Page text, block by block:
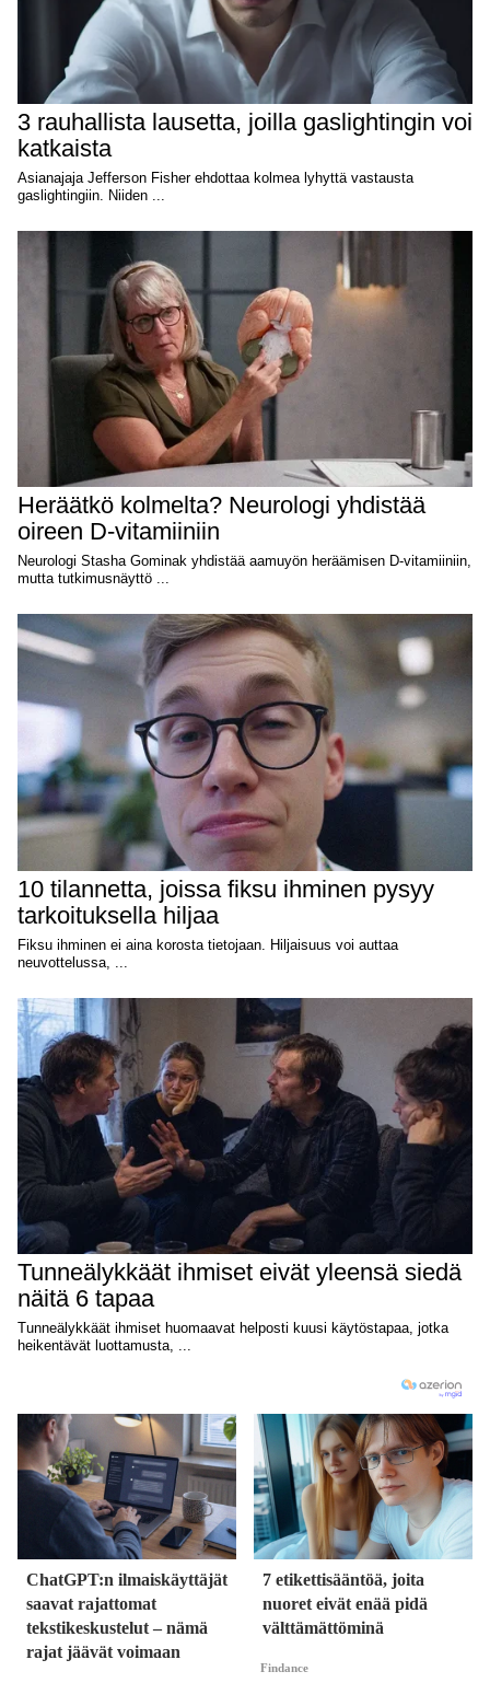
ChatGPT:n ilmaiskäyttäjät
saavat rajattomat
tekstikeskustelut – nämä
rajat jäävät voimaan
7 etikettisääntöä, joita
nuoret eivät enää pidä
välttämättöminä
Findance